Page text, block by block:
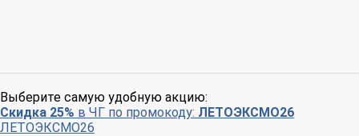
Выберите самую удобную акцию:
Скидка 25% в ЧГ по промокоду: ЛЕТОЭКСМО26
ЛЕТОЭКСМО26